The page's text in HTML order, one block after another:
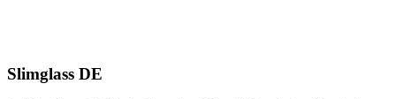
Slimglass DE